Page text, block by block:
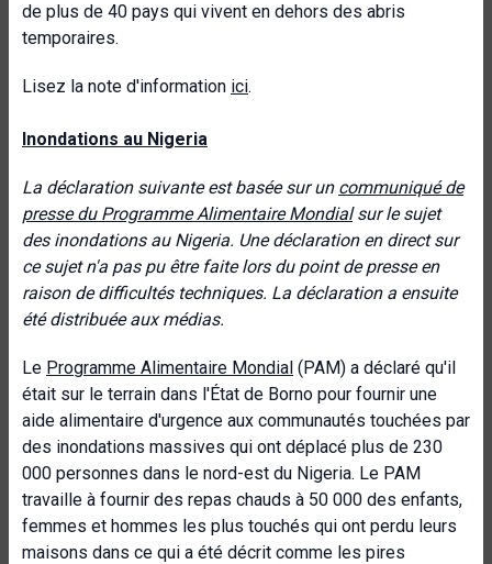
de plus de 40 pays qui vivent en dehors des abris
temporaires.
Lisez la note d'information ici.
Inondations au Nigeria
La déclaration suivante est basée sur un communiqué de
presse du Programme Alimentaire Mondialsur le sujet
des inondations au Nigeria. Une déclaration en direct sur
ce sujet n'a pas pu être faite lors du point de presse en
raison de difficultés techniques. La déclaration a ensuite
été distribuée aux médias.
Le Programme Alimentaire Mondial (PAM) a déclaré qu'il
était sur le terrain dans l'État de Borno pour fournir une
aide alimentaire d'urgence aux communautés touchées par
des inondations massives qui ont déplacé plus de 230
000 personnes dans le nord-est du Nigeria. Le PAM
travaille à fournir des repas chauds à 50 000 des enfants,
femmes et hommes les plus touchés qui ont perdu leurs
maisons dans ce qui a été décrit comme les pires